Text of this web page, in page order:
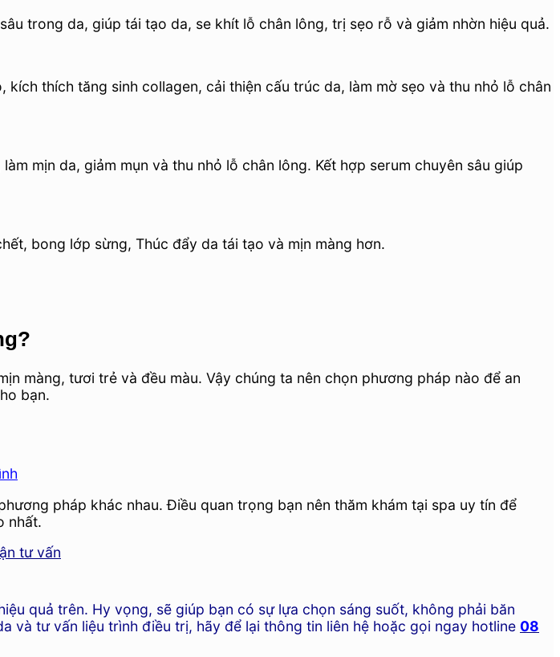
trong da, giúp tái tạo da, se khít lỗ chân lông, trị sẹo rỗ và giảm nhờn hiệu quả.
thích tăng sinh collagen, cải thiện cấu trúc da, làm mờ sẹo và thu nhỏ lỗ chân
mịn da, giảm mụn và thu nhỏ lỗ chân lông. Kết hợp serum chuyên sâu giúp
bong lớp sừng, Thúc đẩy da tái tạo và mịn màng hơn.
màng, tươi trẻ và đều màu. Vậy chúng ta nên chọn phương pháp nào để an
bạn.
pháp khác nhau. Điều quan trọng bạn nên thăm khám tại spa uy tín để
nhất.
tư vấn
quả trên. Hy vọng, sẽ giúp bạn có sự lựa chọn sáng suốt, không phải băn
tư vấn liệu trình điều trị, hãy để lại thông tin liên hệ hoặc gọi ngay hotline 08